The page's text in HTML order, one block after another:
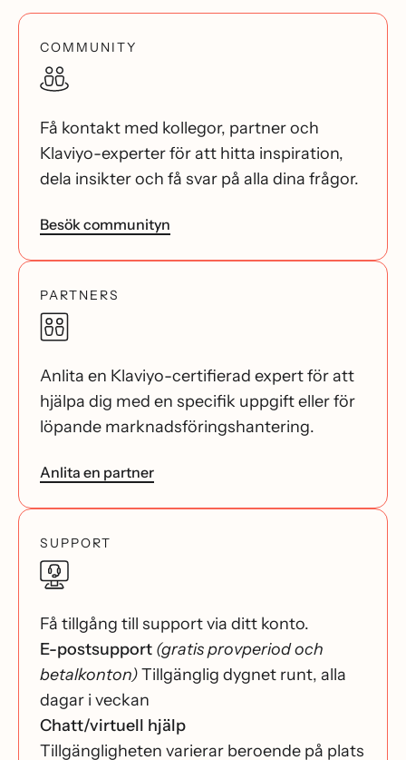
COMMUNITY
Få kontakt med kollegor, partner och
Klaviyo-experter för att hitta inspiration,
dela insikter och få svar på alla dina frågor.
Besök communityn
PARTNERS
Anlita en Klaviyo-certifierad expert för att
hjälpa dig med en specifik uppgift eller för
löpande marknadsföringshantering.
Anlita en partner
SUPPORT
Få tillgång till support via ditt konto.
E-postsupport (gratis provperiod och
betalkonton)Tillgänglig dygnet runt, alla
dagar i veckan
Chatt/virtuell hjälp
Tillgängligheten varierar beroende på plats